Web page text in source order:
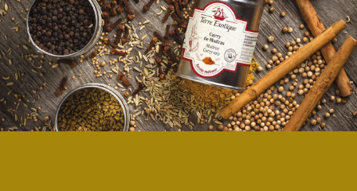
Conditionnement : pot refermable
Arômes d’amande douce, de vanille et de caramel
Parfum chaud et gourmand
Utilisation : compotes, desserts crémeux, poissons, légumes,
potages, crustacés et viandes blanches
Origine : Brésil